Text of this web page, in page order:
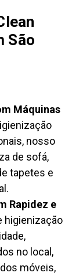
São
Máquinas
nosso
de sofá,
tapetes e
Rapidez e
higienização
no local,
móveis,